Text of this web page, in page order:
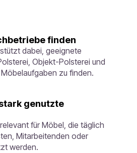
finden
dabei, geeignete
Objekt-Polsterei und
zu finden.
genutzte
für Möbel, die täglich
Mitarbeitenden oder
werden.